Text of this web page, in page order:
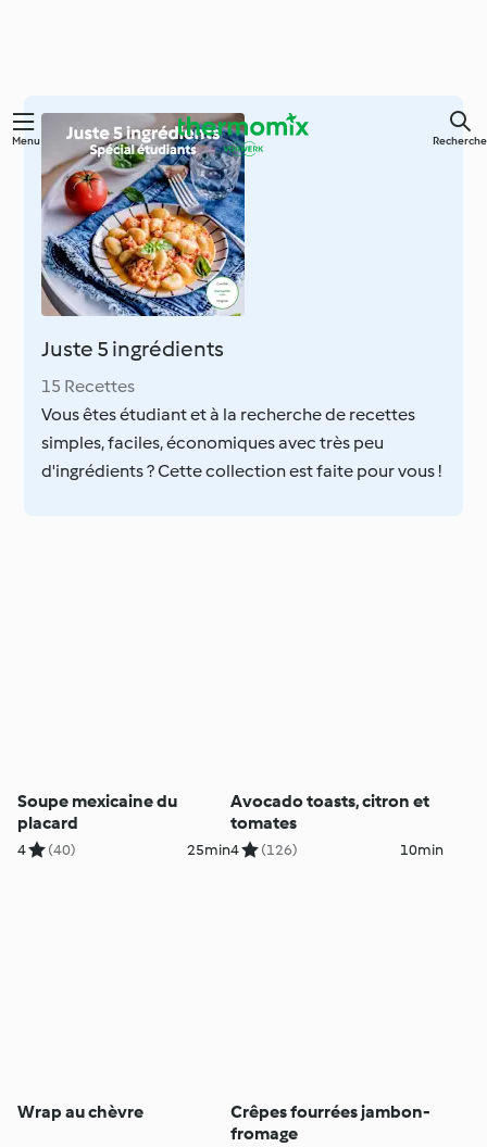
Skip
content
Menu Recherche
Juste 5 ingrédients
15 Recettes
Vous êtes étudiant et à la recherche de recettes
simples, faciles, économiques avec très peu
d'ingrédients ? Cette collection est faite pour vous !
Soupe mexicaine du
placard
4 (40) 25min
Avocado toasts, citron et
tomates
4 (126) 10min
Wrap au chèvre
Crêpes fourrées jambon-
fromage